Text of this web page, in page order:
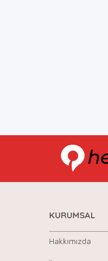
KURUMSAL
Hakkımızda